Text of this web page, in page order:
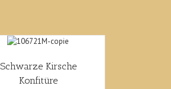
Schwarze Kirsche
Konfitüre